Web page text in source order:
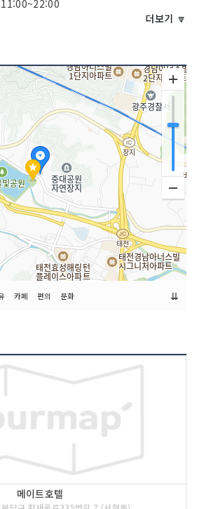
11:00~22:00
가능
요금 (무료)
연중무휴
아메리카노 / 딥핑초코 츄러스 / 오리지널
츄러스 등
20200387226
더보기 🔽
카페 편의 문화 ⇊
메이트호텔